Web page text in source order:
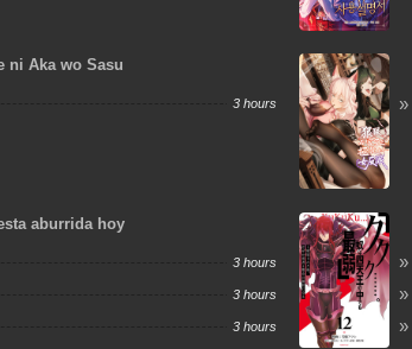
ni Aka wo Sasu
3 hours
aburrida hoy
3 hours
3 hours
3 hours